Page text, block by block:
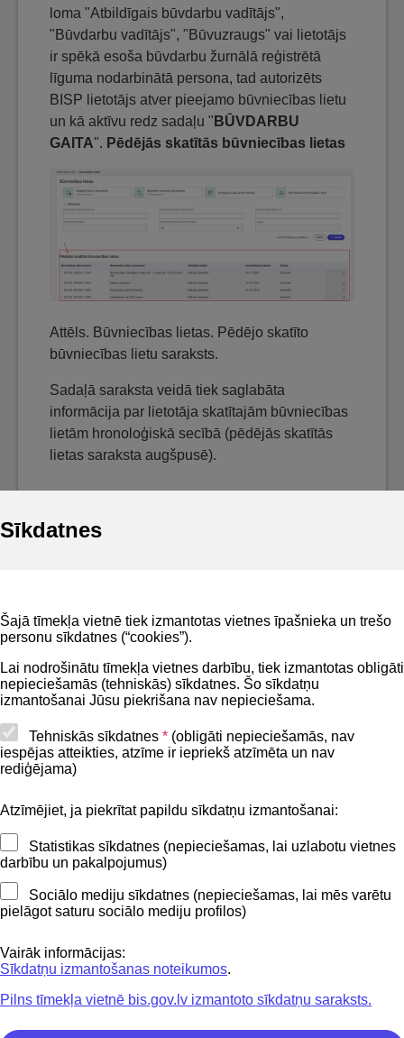
Sīkdatnes
Šajā tīmekļa vietnē tiek izmantotas vietnes īpašnieka un trešo
personu sīkdatnes (“cookies”).
Lai nodrošinātu tīmekļa vietnes darbību, tiek izmantotas obligāti
nepieciešamās (tehniskās) sīkdatnes. Šo sīkdatņu
izmantošanai Jūsu piekrišana nav nepieciešama.
Tehniskās sīkdatnes * (obligāti nepieciešamās, nav
iespējas atteikties, atzīme ir iepriekš atzīmēta un nav
rediģējama)
Atzīmējiet, ja piekrītat papildu sīkdatņu izmantošanai:
Statistikas sīkdatnes (nepieciešamas, lai uzlabotu vietnes
darbību un pakalpojumus)
Sociālo mediju sīkdatnes (nepieciešamas, lai mēs varētu
pielāgot saturu sociālo mediju profilos)
Vairāk informācijas:
Sīkdatņu izmantošanas noteikumos.
Pilns tīmekļa vietnē bis.gov.lv izmantoto sīkdatņu saraksts.
loma "Atbildīgais būvdarbu vadītājs",
"Būvdarbu vadītājs", "Būvuzraugs" vai lietotājs
ir spēkā esoša būvdarbu žurnālā reģistrētā
līguma nodarbinātā persona, tad autorizēts
BISP lietotājs atver pieejamo būvniecības lietu
un kā aktīvu redz sadaļu " BŪVDARBU
GAITA". Pēdējās skatītās būvniecības lietas
Attēls. Būvniecības lietas. Pēdējo skatīto
būvniecības lietu saraksts.
Sadaļā saraksta veidā tiek saglabāta
informācija par lietotāja skatītajām būvniecības
lietām hronoloģiskā secībā (pēdējās skatītās
lietas saraksta augšpusē).
Privātuma politika
Lapas karte
Piekļūstamības paziņojums
Kontakti
BIS atbalsta dienesta tālrunis:
Sekojiet mums
Lejupielādejiet